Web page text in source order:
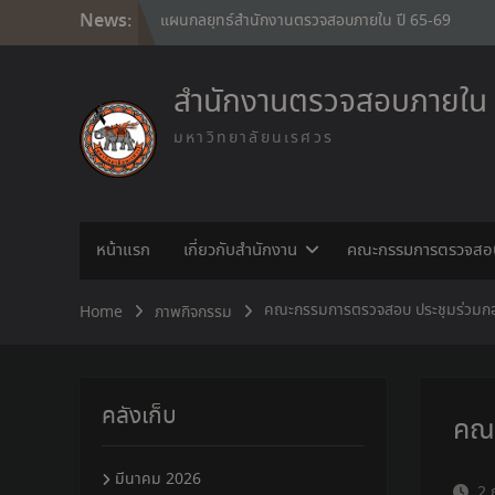
News:
แผนกลยุทธ์สำนักงานตรวจสอบภายใน ปี 65-69
รายงานประจำปี 2568
กฎบัตรสำนักงานตรวจสอบภายใน
สำนักงานตรวจสอบภายใน
มหาวิทยาลัยนเรศวร
หน้าแรก เกี่ยวกับสำนักงาน คณะกรรมการตรวจส
Home ภาพกิจกรรม คณะกรรมการตรวจสอบ ประชุมร่วม
คณ
คลังเก็บ
มีนาคม 2026